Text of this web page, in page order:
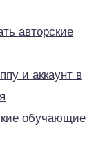
авторские
и аккаунт в
обучающие